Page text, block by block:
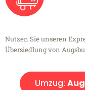
Nutzen Sie unseren
Übersiedlung von
Umzug: